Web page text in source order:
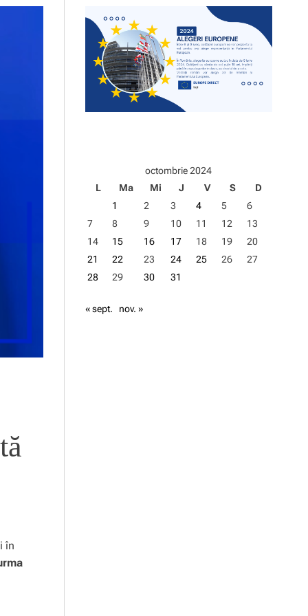
în
octombrie 2024
L
Ma Mi J V S
D
1
2 3 4 5
6
7
8 9 10 11 12
13
14
15 16 17 18 19
20
21
22 23 24 25 26
27
28
29 30 31
« sept. nov. »